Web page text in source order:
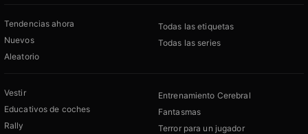
Tendencias ahora
Nuevos
Aleatorio
Todas las etiquetas
Todas las series
Vestir
Educativos de coches
Rally
Entrenamiento Cerebral
Fantasmas
Terror para un jugador